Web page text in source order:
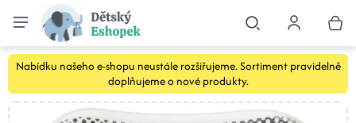
Nabídku našeho e-shopu neustále rozšiřujeme. Sortiment pravidelně
doplňujeme o nové produkty.